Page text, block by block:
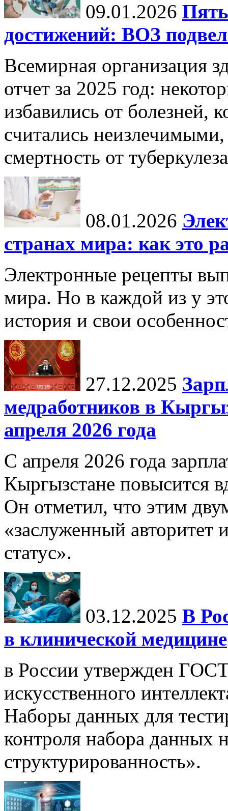
09.01.2026
достижений: ВОЗ
Всемирная организация
отчет за 2025 год:
избавились от болезней,
считались неизлечимыми,
смертность от
08.01.2026
странах мира: как это
Электронные рецепты
мира. Но в каждой из у
история и свои
27.12.2025
медработников в
апреля 2026 года
С апреля 2026 года
Кыргызстане повысится
Он отметил, что этим
«заслуженный
статус».
03.12.2025 В
в клинической медицине
в России утвержден
искусственного
Наборы данных для
контроля набора данных
структурированность».